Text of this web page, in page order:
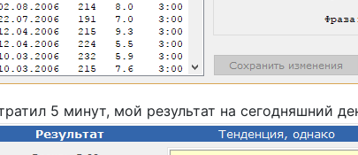
5 минут, мой результат на сегодняшний